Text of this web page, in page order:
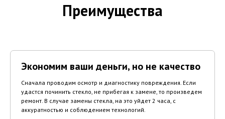
Преимущества
Экономим ваши деньги, но не качество
Сначала проводим осмотр и диагностику повреждения. Если
удастся починить стекло, не прибегая к замене, то произведем
ремонт. В случае замены стекла, на это уйдет 2 часа, с
аккуратностью и соблюдением технологий.